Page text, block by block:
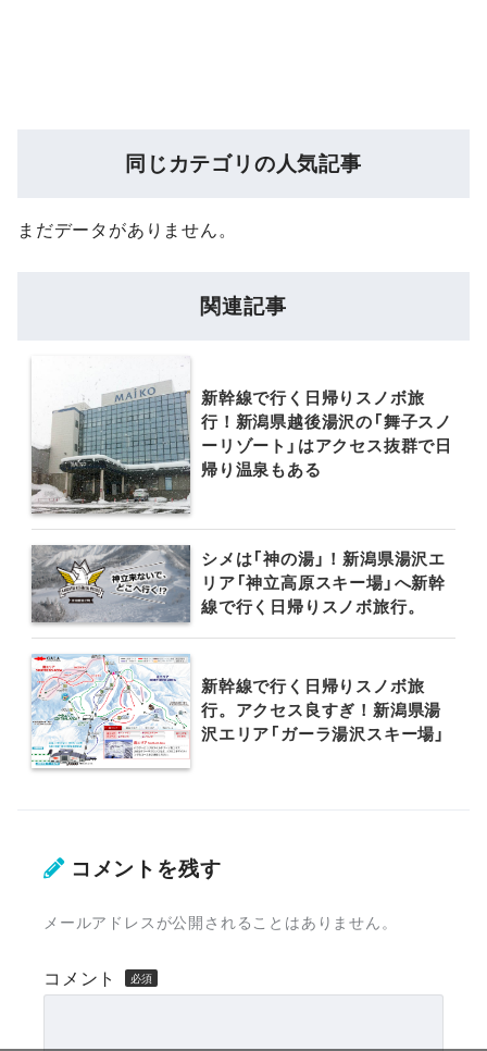
同じカテゴリの人気記事
まだデータがありません。
関連記事
新幹線で行く日帰りスノボ旅
行！新潟県越後湯沢の「舞子スノ
ーリゾート」はアクセス抜群で日
帰り温泉もある
シメは「神の湯」！新潟県湯沢エ
リア「神立高原スキー場」へ新幹
線で行く日帰りスノボ旅行。
新幹線で行く日帰りスノボ旅
行。アクセス良すぎ！新潟県湯
沢エリア「ガーラ湯沢スキー場」
コメントを残す
メールアドレスが公開されることはありません。
コメント